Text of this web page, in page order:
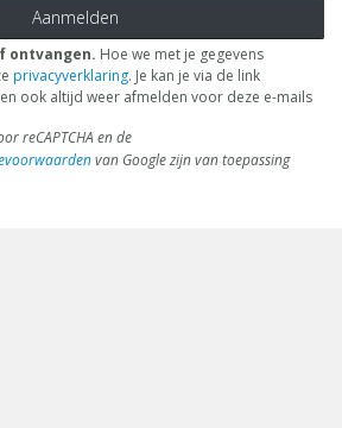
Aanmelden
ontvangen. Hoe we met je gegevens
privacyverklaring. Je kan je via de link
ook altijd weer afmelden voor deze e-mails
reCAPTCHA en de
van Google zijn van toepassing